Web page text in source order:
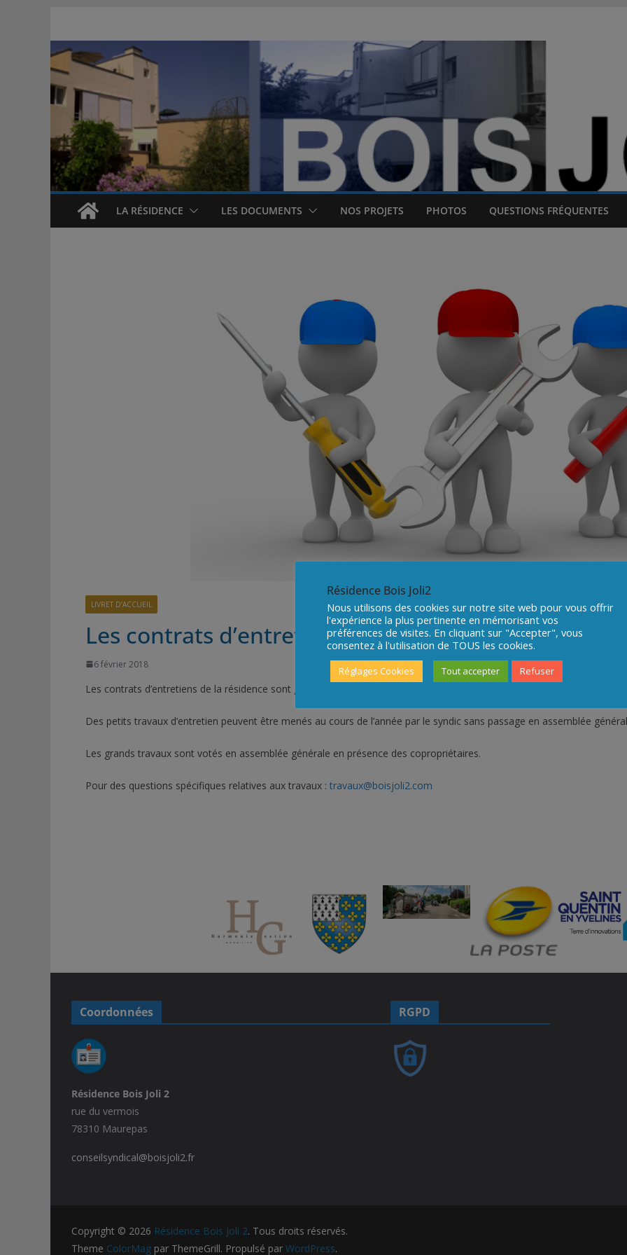
contenu
LA RÉSIDENCE LES DOCUMENTS NOS PROJETS PHOTOS QUESTIONS FRÉQUENTES
LIVRET D’ACCUEIL
Les contrats d’entretiens et travaux important
6 février 2018
Les contrats d’entretiens de la résidence sont gérés et conservés par le syndic.
Des petits travaux d’entretien peuvent être menés au cours de l’année par le syndic sans passage en assemblée
Les grands travaux sont votés en assemblée générale en présence des copropriétaires.
Pour des questions spécifiques relatives aux travaux : travaux@boisjoli2.com
Coordonnées
Résidence Bois Joli 2
rue du vermois
78310 Maurepas
conseilsyndical@boisjoli2.fr
RGPD
Copyright © 2026 Résidence Bois Joli 2. Tous droits réservés.
Theme ColorMag par ThemeGrill. Propulsé par WordPress.
Résidence Bois Joli2
Nous utilisons des cookies sur notre site web pour vous offrir
l'expérience la plus pertinente en mémorisant vos
préférences de visites. En cliquant sur "Accepter", vous
consentez à l'utilisation de TOUS les cookies.
Réglages Cookies Tout accepter Refuser